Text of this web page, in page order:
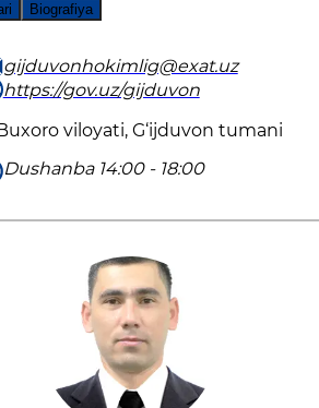
Biografiya
gijduvonhokimlig@exat.uz
https://gov.uz/gijduvon
Buxoro viloyati, G‘ijduvon tumani
Dushanba 14:00 - 18:00